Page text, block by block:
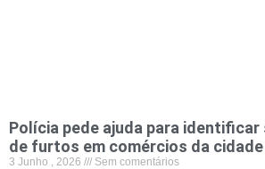
Polícia pede ajuda para
de furtos em comércios da cidade
3 Junho , 2026 Sem comentários